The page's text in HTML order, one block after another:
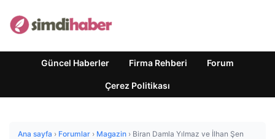
Güncel Haberler Firma Rehberi Forum
Çerez Politikası
Ana sayfa › Forumlar › Magazin › Biran Damla Yılmaz ve İlhan Şen